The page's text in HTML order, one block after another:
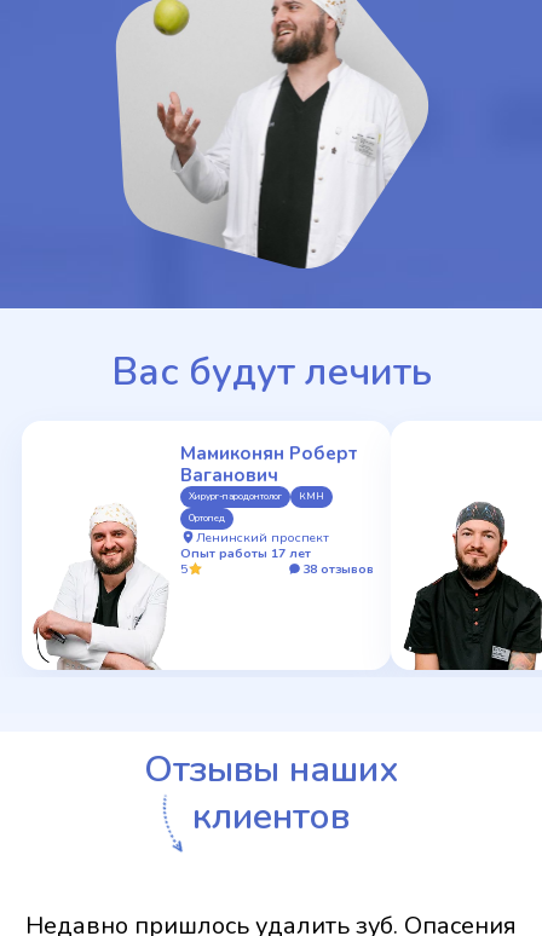
Вас будут лечить
Мамиконян Роберт
Ваганович
Хирург-пародонтолог
КМН
Ортопед
Ленинский проспект
Опыт работы 17 лет
5
38 отзывов
Отзывы наших
клиентов
удалить зуб. Опасения